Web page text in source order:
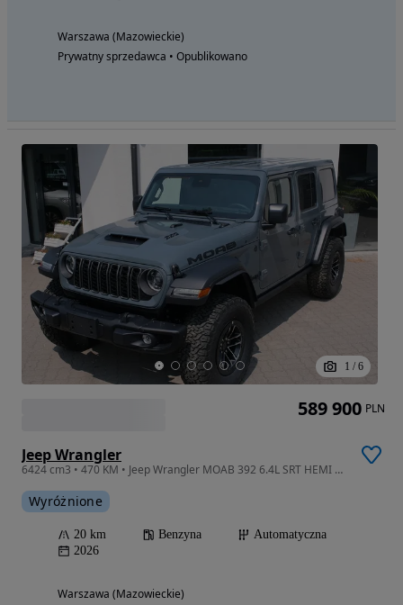
Warszawa (Mazowieckie)
Prywatny sprzedawca • Opublikowano
1 / 6
Jeep Wrangler
6424 cm3 • 470 KM • Jeep Wrangler MOAB 392 6.4L SRT HEMI V8 2026
Wyróżnione
20 km Benzyna
Automatyczna
2026
Warszawa (Mazowieckie)
589 900 PLN